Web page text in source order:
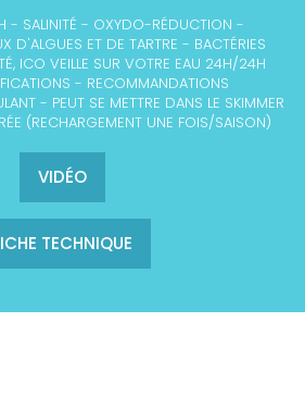
- SALINITÉ - OXYDO-RÉDUCTION -
D'ALGUES ET DE TARTRE - BACTÉRIES
ICO VEILLE SUR VOTRE EAU 24H/24H
- RECOMMANDATIONS
- PEUT SE METTRE DANS LE SKIMMER
(RECHARGEMENT UNE FOIS/SAISON)
VIDÉO
TECHNIQUE